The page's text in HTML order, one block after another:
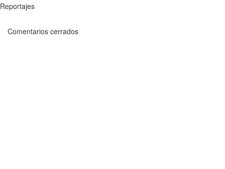
Reportajes
Comentarios cerrados